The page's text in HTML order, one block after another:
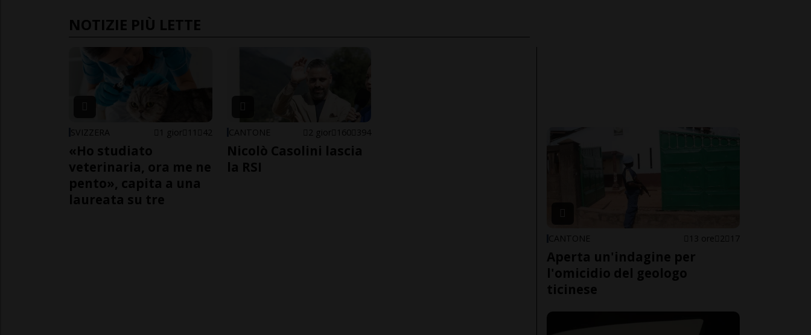
NOTIZIE PIÙ LETTE
SVIZZERA 1 gior 11 42
«Ho studiato
veterinaria, ora me ne
pento», capita a una
laureata su tre
CANTONE 2 gior 160 394
Nicolò Casolini lascia
la RSI
CANTONE 13 ore 2 17
Aperta un'indagine per
l'omicidio del geologo
ticinese